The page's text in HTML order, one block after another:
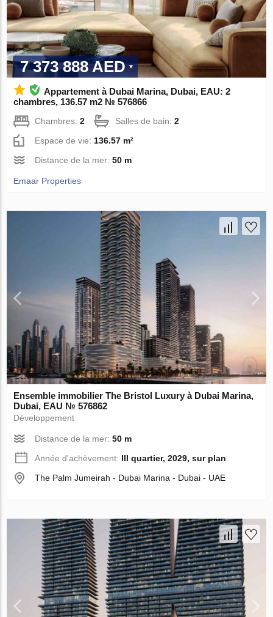
7 373 888 AED
Appartement à Dubai Marina, Dubai, EAU: 2
chambres, 136.57 m2 № 576866
Chambres:2 Salles de bain:2
Espace de vie:136.57 m²
Distance de la mer:50 m
Emaar Properties
Ensemble immobilier The Bristol Luxury à Dubai Marina,
Dubai, EAU № 576862
Développement
Distance de la mer:50 m
Année d'achèvement: III quartier, 2029, sur plan
The Palm Jumeirah - Dubai Marina - Dubai - UAE